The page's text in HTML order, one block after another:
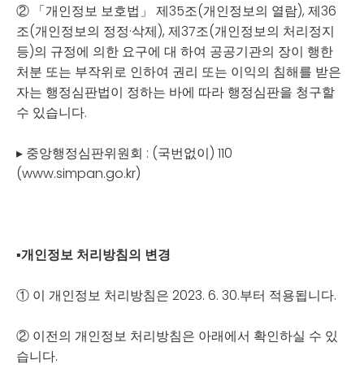
② 「개인정보 보호법」 제35조(개인정보의 열람), 제36
조(개인정보의 정정·삭제), 제37조(개인정보의 처리정지
등)의 규정에 의한 요구에 대 하여 공공기관의 장이 행한
처분 또는 부작위로 인하여 권리 또는 이익의 침해를 받은
자는 행정심판법이 정하는 바에 따라 행정심판을 청구할
수 있습니다.
▸ 중앙행정심판위원회 : (국번없이) 110
(www.simpan.go.kr)
▪개인정보 처리방침의 변경
① 이 개인정보 처리방침은 2023. 6. 30.부터 적용됩니다.
② 이전의 개인정보 처리방침은 아래에서 확인하실 수 있
습니다.